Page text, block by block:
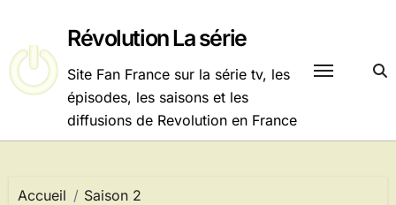
contenu
Révolution La série
Site Fan France sur la série tv, les
épisodes, les saisons et les
diffusions de Revolution en France
Accueil
Saison 2